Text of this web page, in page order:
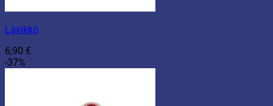
Lävikkö
6,90 €
-37%